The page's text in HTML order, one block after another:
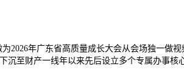
年广东省高质量成长大会从会场独一做视
沉至财产一线年以来先后设立多个专属办事核